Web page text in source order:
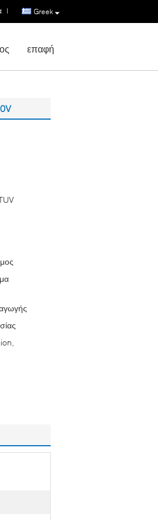
Greek
|
επαφή